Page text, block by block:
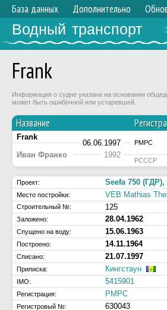
База данных Дополнительно
Водный транспорт
Frank
Информация о судне указана на основании
может быть ошибочной или устаревшей.
Название
Frank
06.06.1997 РМРС
Иван Франко 1992
РСССР
Проект: Seefa 750
Место постройки: VEB Mathias
Строительный №:
125
Заложено: 28.04.1962
Спущено на воду: 15.06.1963
Построено: 14.11.1964
Списано: 21.07.1997
Приписка: Кингстаун
IMO: 5415901
Регистрация: РМРС
Регистровый №: 630043